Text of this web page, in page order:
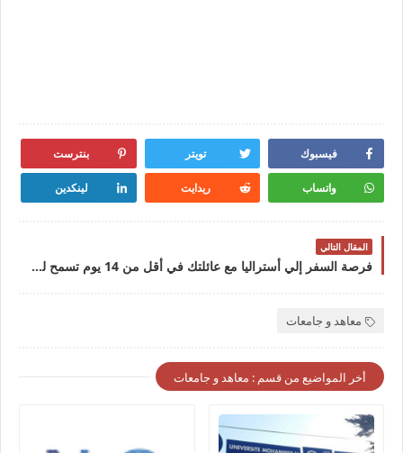
فيسبوك تويتر بنترست
واتساب ريدايت لينكدين
المقال التالي
فرصة السفر إلي أستراليا مع عائلتك في أقل من 14 يوم تسمح لك بالحصول على الإقامة
معاهد و جامعات
أخر المواضيع من قسم : معاهد و جامعات